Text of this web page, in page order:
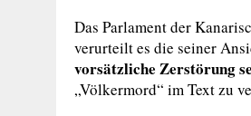
Das Parlament der
verurteilt es die seiner
vorsätzliche Zerstörung
„Völkermord“ im Text zu